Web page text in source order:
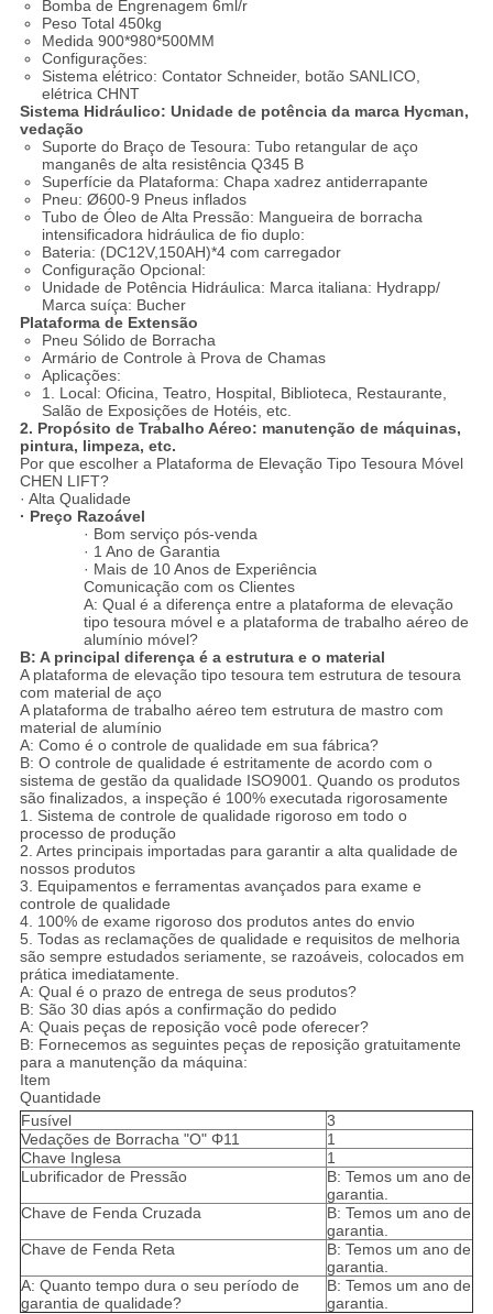
Bomba de Engrenagem 6ml/r
Peso Total 450kg
Medida 900*980*500MM
Configurações:
Sistema elétrico: Contator Schneider, botão SANLICO,
elétrica CHNT
Sistema Hidráulico: Unidade de potência da marca Hycman,
vedação
Suporte do Braço de Tesoura: Tubo retangular de aço
manganês de alta resistência Q345 B
Superfície da Plataforma: Chapa xadrez antiderrapante
Pneu: Ø600-9 Pneus inflados
Tubo de Óleo de Alta Pressão: Mangueira de borracha
intensificadora hidráulica de fio duplo:
Bateria: (DC12V,150AH)*4 com carregador
Configuração Opcional:
Unidade de Potência Hidráulica: Marca italiana: Hydrapp/
Marca suíça: Bucher
Plataforma de Extensão
Pneu Sólido de Borracha
Armário de Controle à Prova de Chamas
Aplicações:
1. Local: Oficina, Teatro, Hospital, Biblioteca, Restaurante,
Salão de Exposições de Hotéis, etc.
2. Propósito de Trabalho Aéreo: manutenção de máquinas,
pintura, limpeza, etc.
Por que escolher a Plataforma de Elevação Tipo Tesoura Móvel
CHEN LIFT?
· Alta Qualidade
· Preço Razoável
· Bom serviço pós-venda
· 1 Ano de Garantia
· Mais de 10 Anos de Experiência
Comunicação com os Clientes
A: Qual é a diferença entre a plataforma de elevação
tipo tesoura móvel e a plataforma de trabalho aéreo de
alumínio móvel?
B: A principal diferença é a estrutura e o material
A plataforma de elevação tipo tesoura tem estrutura de tesoura
com material de aço
A plataforma de trabalho aéreo tem estrutura de mastro com
material de alumínio
A: Como é o controle de qualidade em sua fábrica?
B: O controle de qualidade é estritamente de acordo com o
sistema de gestão da qualidade ISO9001. Quando os produtos
são finalizados, a inspeção é 100% executada rigorosamente
1. Sistema de controle de qualidade rigoroso em todo o
processo de produção
2. Artes principais importadas para garantir a alta qualidade de
nossos produtos
3. Equipamentos e ferramentas avançados para exame e
controle de qualidade
4. 100% de exame rigoroso dos produtos antes do envio
5. Todas as reclamações de qualidade e requisitos de melhoria
são sempre estudados seriamente, se razoáveis, colocados em
prática imediatamente.
A: Qual é o prazo de entrega de seus produtos?
B: São 30 dias após a confirmação do pedido
A: Quais peças de reposição você pode oferecer?
B: Fornecemos as seguintes peças de reposição gratuitamente
para a manutenção da máquina:
Item
Quantidade
Fusível
3
Vedações de Borracha "O" Φ11
1
Chave Inglesa
1
Lubrificador de Pressão
B: Temos um ano de
garantia.
Chave de Fenda Cruzada
B: Temos um ano de
garantia.
Chave de Fenda Reta
B: Temos um ano de
garantia.
A: Quanto tempo dura o seu período de
garantia de qualidade?
B: Temos um ano de
garantia.